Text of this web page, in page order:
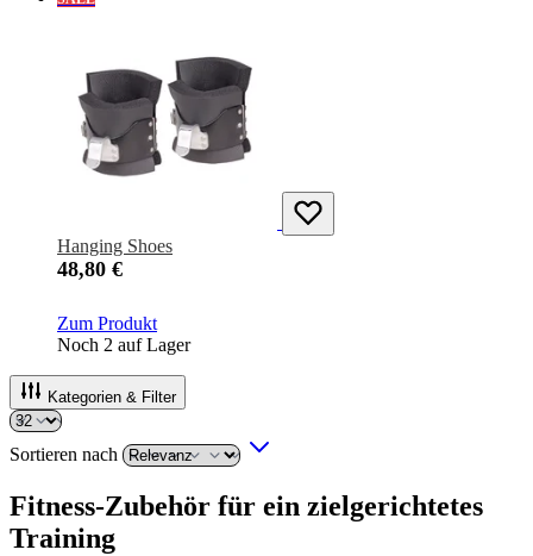
Hanging Shoes
48,80 €
Zum Produkt
Noch 2 auf Lager
Kategorien & Filter
Sortieren nach
Fitness-Zubehör für ein zielgerichtetes
Training